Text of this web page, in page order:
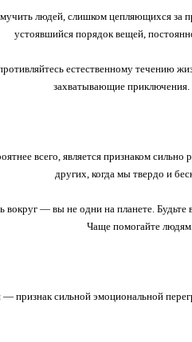
людей, слишком цепляющихся за
устоявшийся порядок вещей,
естественному течению
захватывающие
всего, является признаком
других, когда мы твердо и
вокруг — вы не одни на планете.
Чаще помогайте
— признак сильной эмоциональной